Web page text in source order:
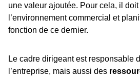
une valeur ajoutée. Pour cela, il
l’environnement commercial et
fonction de ce dernier.
Le cadre dirigeant est responsable
l’entreprise, mais aussi des